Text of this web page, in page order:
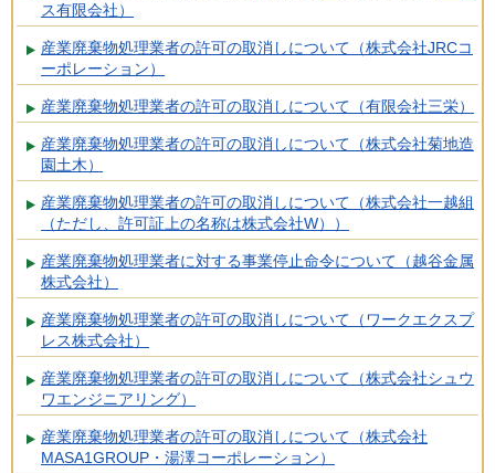
ス有限会社）
産業廃棄物処理業者の許可の取消しについて（株式会社JRCコ
ーポレーション）
産業廃棄物処理業者の許可の取消しについて（有限会社三栄）
産業廃棄物処理業者の許可の取消しについて（株式会社菊地造
園土木）
産業廃棄物処理業者の許可の取消しについて（株式会社一越組
（ただし、許可証上の名称は株式会社W））
産業廃棄物処理業者に対する事業停止命令について（越谷金属
株式会社）
産業廃棄物処理業者の許可の取消しについて（ワークエクスプ
レス株式会社）
産業廃棄物処理業者の許可の取消しについて（株式会社シュウ
ワエンジニアリング）
産業廃棄物処理業者の許可の取消しについて（株式会社
MASA1GROUP・湯澤コーポレーション）